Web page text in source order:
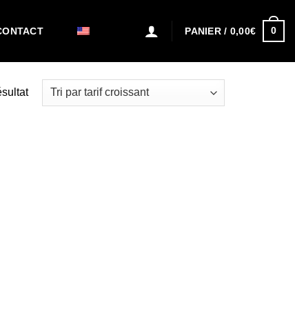
PANIER / 0,00€ 0